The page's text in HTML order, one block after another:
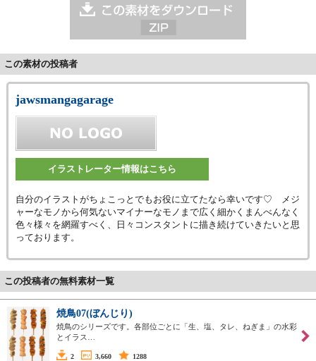
この素材の投稿者
jawsmangagarage
イラストレーター情報はこちら
自分のイラストがちょこっとでもお役に立てたなら幸いです♡ メジ
ャーなモノから何気ないマイナーなモノまで広く細かくまんべんなく
色々様々を網羅すべく、日々コンスタントに描き続けていきたいと思
っております。
この投稿者の無料素材一覧
焼鳥07(ぼんじり)
焼鳥のシリーズです。各部位ごとに「生、塩、タレ、ねぎま」の水彩
とイラス…
2 3,660 1288